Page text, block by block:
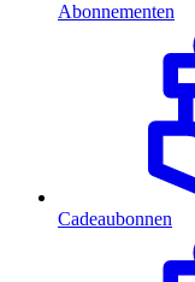
Abonnementen
Cadeaubonnen